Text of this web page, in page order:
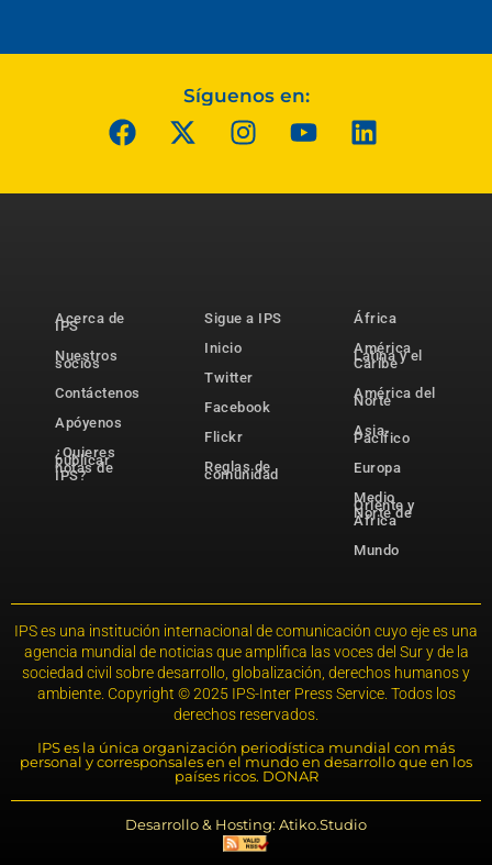
Síguenos en:
Acerca de
IPS
Nuestros
socios
Contáctenos
Apóyenos
¿Quieres
publicar
notas de
IPS?
Sigue a IPS
Inicio
Twitter
Facebook
Flickr
Reglas de
comunidad
África
América
Latina y el
Caribe
América del
Norte
Asia-
Pacífico
Europa
Medio
Oriente y
Norte de
África
Mundo
IPS es una institución internacional de comunicación cuyo eje es una
agencia mundial de noticias que amplifica las voces del Sur y de la
sociedad civil sobre desarrollo, globalización, derechos humanos y
ambiente. Copyright © 2025 IPS-Inter Press Service. Todos los
derechos reservados.
IPS es la única organización periodística mundial con más
personal y corresponsales en el mundo en desarrollo que en los
países ricos. DONAR
Desarrollo & Hosting: Atiko.Studio